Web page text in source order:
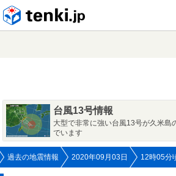
台風13号情報
大型で非常に強い台風13号が久米島
でいます
過去の地震情報 2020年09月03日 12時05分